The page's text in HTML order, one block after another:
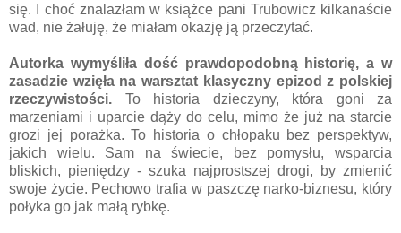
się. I choć znalazłam w książce pani Trubowicz kilkanaście
wad, nie żałuję, że miałam okazję ją przeczytać.
Autorka wymyśliła dość prawdopodobną historię, a w
zasadzie wzięła na warsztat klasyczny epizod z polskiej
rzeczywistości. To historia dzieczyny, która goni za
marzeniami i uparcie dąży do celu, mimo że już na starcie
grozi jej porażka. To historia o chłopaku bez perspektyw,
jakich wielu. Sam na świecie, bez pomysłu, wsparcia
bliskich, pieniędzy - szuka najprostszej drogi, by zmienić
swoje życie. Pechowo trafia w paszczę narko-biznesu, który
połyka go jak małą rybkę.